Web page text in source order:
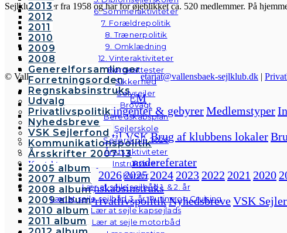
6. Sommeraktiviteter
7. Forældrepolitik
8. Trænerpolitik
9. Omklædning
12. Vinteraktiviteter
Børneattester
Sikkerhed
Selvsejler
Brovagt
Beredskabsplan
Sejlerskole
Sejlerskole 2026
Årets aktiviteter
Instruktører
Kurser
Lær at sejle sejlbåd 1. & 2. år
Lær at sejle sejlbåd 3. år: Rutine og Cruising
Lær at sejle kapsejlads
Lær at sejle motorbåd
2013
2012
2011
2010
2009
2008
Generelforsamlinger
Forretningsorden
Regnskabsinstruks
Udvalg
Privatlivspolitik
Nyhedsbreve
VSK Sejlerfond
Kommunikationspolitik
Årsskrifter 2007-13
Kontakt
Galleri
Andre fotos
2005 album
2007 album
2008 album
2009 album
2010 album
2011 album
Sejlklubben er fra 1958 og har for øjeblikket ca. 520 medlemmer. På
© Vallensbæk Sejlklub | E-mail:sekretariat@vallensbaek-sejlklub.dk |
Forside
BLIV MEDLEM
Kontingenter & gebyrerMedlemstyper
Om klubben
Velkommen til VSKBrug af klubbens lokaler
Bestyrelsen
Bestyrelsesmødereferater
20262025 2024 2023 2022 2021 2020
Regnskabsinstruks
UdvalgPrivatlivspolitikNyhedsbreveVSK
Kontakt
Galleri